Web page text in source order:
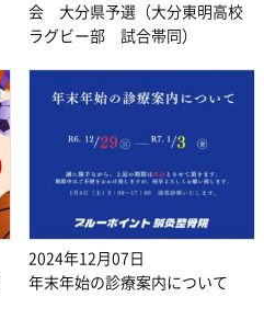
会 大分県予選（大分東明高校
ラグビー部 試合帯同）
2024年12月07日
年末年始の診療案内について